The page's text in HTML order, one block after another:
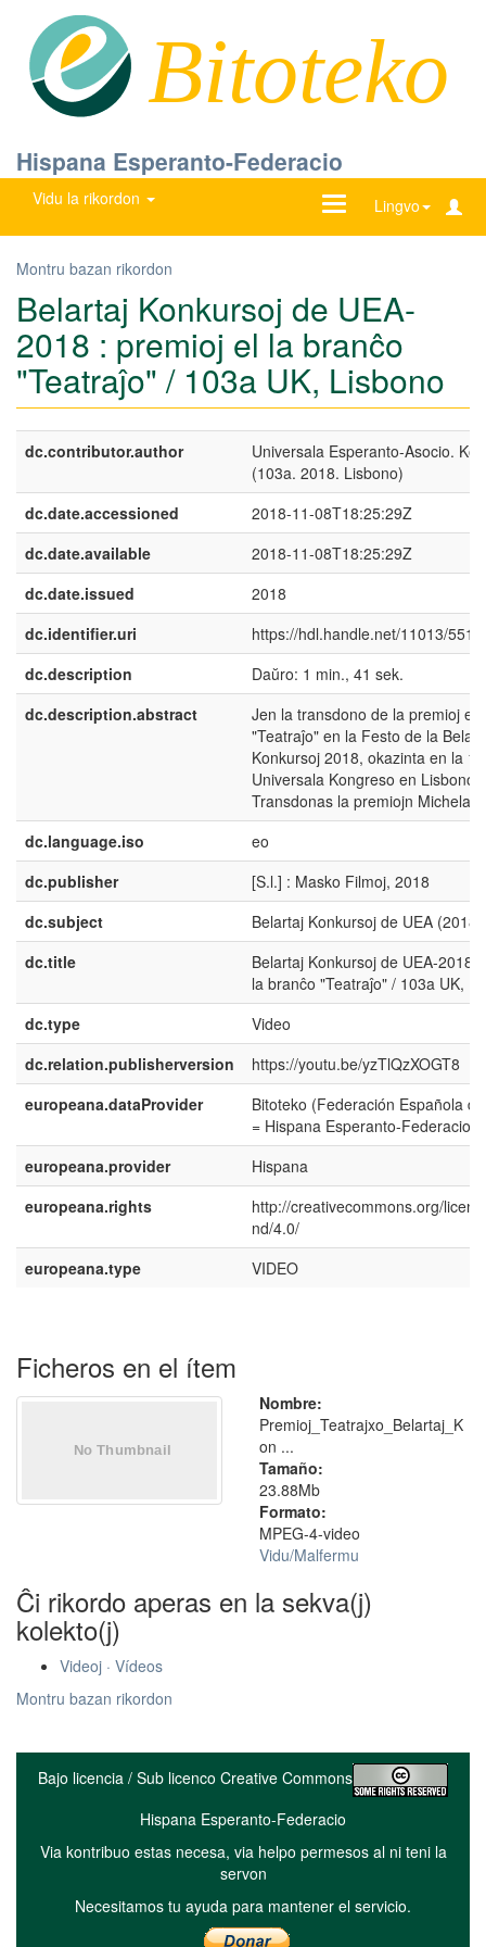
Bitoteko
Hispana Esperanto-Federacio
Vidu la rikordon Lingvo
Ŝanĝu
Montru bazan rikordon
Belartaj Konkursoj de UEA-
2018 : premioj el la branĉo
"Teatraĵo" / 103a UK, Lisbono
dc.contributor.author
Universala Esperanto-Asocio.
(103a. 2018. Lisbono)
dc.date.accessioned
2018-11-08T18:25:29Z
dc.date.available
2018-11-08T18:25:29Z
dc.date.issued
2018
dc.identifier.uri
https://hdl.handle.net/11013/5519
dc.description
Daŭro: 1 min., 41 sek.
dc.description.abstract
Jen la transdono de la premioj
"Teatraĵo" en la Festo de la
Konkursoj 2018, okazinta en la
Universala Kongreso en Lisbono.
Transdonas la premiojn Michela
dc.language.iso
eo
dc.publisher
[S.l.] : Masko Filmoj, 2018
dc.subject
Belartaj Konkursoj de UEA (2018)
dc.title
Belartaj Konkursoj de UEA-2018
la branĉo "Teatraĵo" / 103a UK,
dc.type
Video
dc.relation.publisherversion
https://youtu.be/yzTlQzXOGT8
europeana.dataProvider
Bitoteko (Federación Española
= Hispana Esperanto-Federacio)
europeana.provider
Hispana
europeana.rights
http://creativecommons.org/
nd/4.0/
europeana.type
VIDEO
Ficheros en el ítem
Nombre:
Premioj_Teatrajxo_Belartaj_K
on ...
Tamaño:
23.88Mb
Formato:
MPEG-4-video
Vidu/Malfermu
Ĉi rikordo aperas en la sekva(j)
kolekto(j)
Videoj · Vídeos
Montru bazan rikordon
Bajo licencia / Sub licenco Creative Commons
Hispana Esperanto-Federacio
Via kontribuo estas necesa, via helpo permesos al ni teni la
servon
Necesitamos tu ayuda para mantener el servicio.